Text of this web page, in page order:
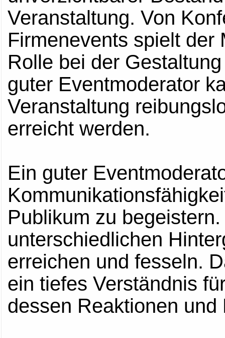
Veranstaltung. Von
Firmenevents spielt der
Rolle bei der
guter Eventmoderator
Veranstaltung
erreicht werden.
Ein guter
Publikum zu
unterschiedlichen
erreichen und fesseln.
ein tiefes Verständnis
dessen Reaktionen